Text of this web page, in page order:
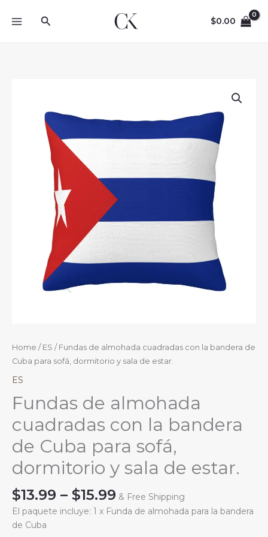
Search $0.00
Home / ES / Fundas de almohada cuadradas con la bandera de
Cuba para sofá, dormitorio y sala de estar.
ES
Fundas de almohada
cuadradas con la bandera
de Cuba para sofá,
dormitorio y sala de estar.
$13.99 – $15.99 Price
range:
& Free Shipping
El paquete incluye: 1 x Funda de almohada para la bandera
de Cuba